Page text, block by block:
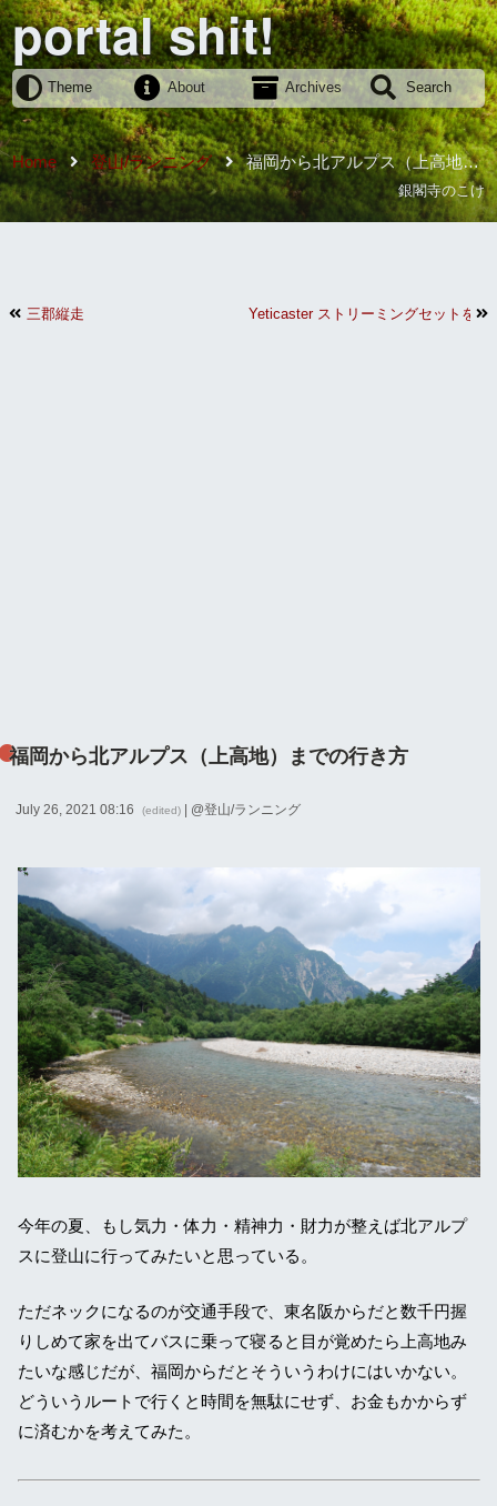
portal shit!
Theme About Archives Search
Home 登山/ランニング
福岡から北アルプス（上高地）
までの行き方
銀閣寺のこけ
三郡縦走 Yeticaster ストリーミングセットを買
福岡から北アルプス（上高地）までの行き方
July 26, 2021 08:16 (edited) | @登山/ランニング
今年の夏、もし気力・体力・精神力・財力が整えば北アルプ
スに登山に行ってみたいと思っている。
ただネックになるのが交通手段で、東名阪からだと数千円握
りしめて家を出てバスに乗って寝ると目が覚めたら上高地み
たいな感じだが、福岡からだとそういうわけにはいかない。
どういうルートで行くと時間を無駄にせず、お金もかからず
に済むかを考えてみた。